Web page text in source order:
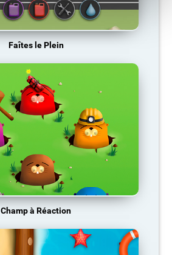
Faîtes le Plein
Champ à Réaction